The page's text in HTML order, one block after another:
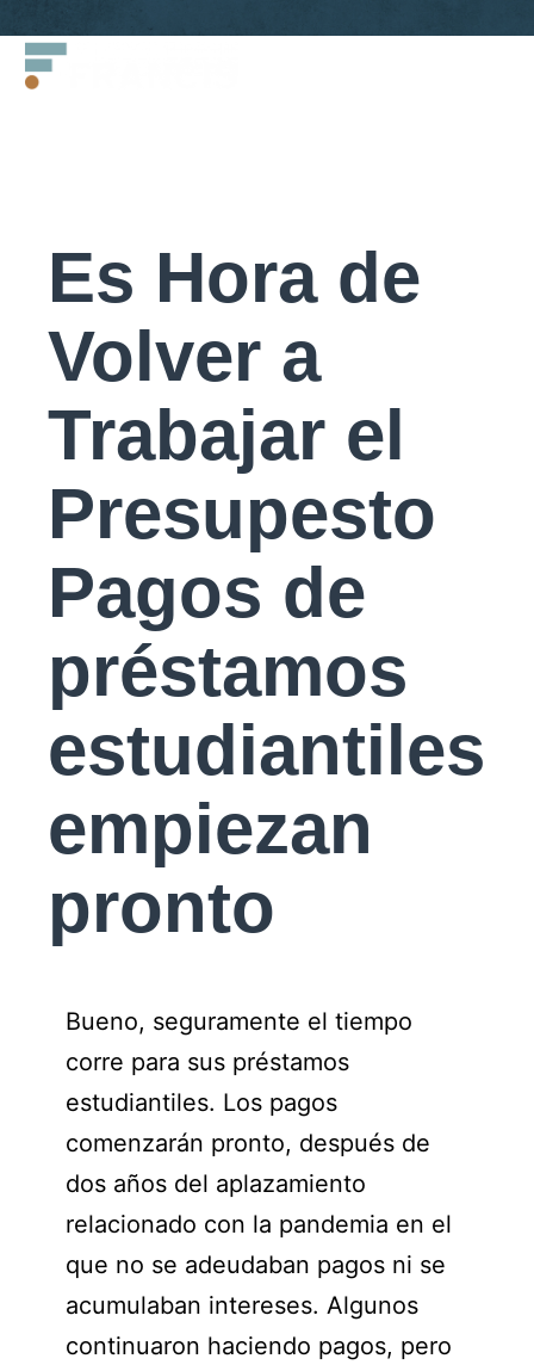
Francis
LLC.
Es Hora de
Volver a
Trabajar el
Presupesto
Pagos de
préstamos
estudiantiles
empiezan
pronto
Bueno, seguramente el tiempo
corre para sus préstamos
estudiantiles. Los pagos
comenzarán pronto, después de
dos años del aplazamiento
relacionado con la pandemia en el
que no se adeudaban pagos ni se
acumulaban intereses. Algunos
continuaron haciendo pagos, pero